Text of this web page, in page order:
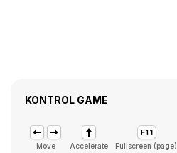
KONTROL GAME
Move Accelerate Fullscreen (page)